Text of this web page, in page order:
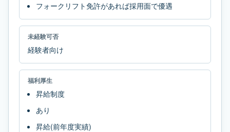
フォークリフト免許があれば採用面で優遇
未経験可否
経験者向け
福利厚生
昇給制度
あり
昇給(前年度実績)